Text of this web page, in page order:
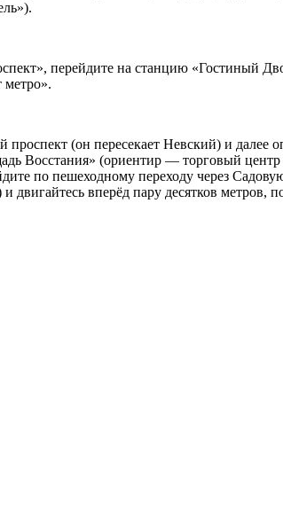
перейдите на станцию «Гостиный
метро».
(он пересекает Невский) и далее
Восстания» (ориентир — торговый
по пешеходному переходу через
вперёд пару десятков метров,